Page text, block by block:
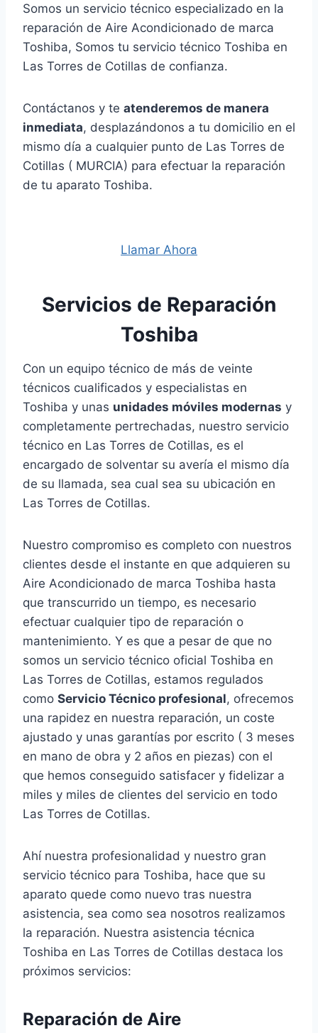
Somos un servicio técnico especializado en la
reparación de Aire Acondicionado de marca
Toshiba, Somos tu servicio técnico Toshiba en
Las Torres de Cotillas de confianza.
Contáctanos y te atenderemos de manera
inmediata, desplazándonos a tu domicilio en el
mismo día a cualquier punto de Las Torres de
Cotillas ( MURCIA) para efectuar la reparación
de tu aparato Toshiba.
Llamar Ahora
Servicios de Reparación
Toshiba
Con un equipo técnico de más de veinte
técnicos cualificados y especialistas en
Toshiba y unas unidades móviles modernas y
completamente pertrechadas, nuestro servicio
técnico en Las Torres de Cotillas, es el
encargado de solventar su avería el mismo día
de su llamada, sea cual sea su ubicación en
Las Torres de Cotillas.
Nuestro compromiso es completo con nuestros
clientes desde el instante en que adquieren su
Aire Acondicionado de marca Toshiba hasta
que transcurrido un tiempo, es necesario
efectuar cualquier tipo de reparación o
mantenimiento. Y es que a pesar de que no
somos un servicio técnico oficial Toshiba en
Las Torres de Cotillas, estamos regulados
como Servicio Técnico profesional, ofrecemos
una rapidez en nuestra reparación, un coste
ajustado y unas garantías por escrito ( 3 meses
en mano de obra y 2 años en piezas) con el
que hemos conseguido satisfacer y fidelizar a
miles y miles de clientes del servicio en todo
Las Torres de Cotillas.
Ahí nuestra profesionalidad y nuestro gran
servicio técnico para Toshiba, hace que su
aparato quede como nuevo tras nuestra
asistencia, sea como sea nosotros realizamos
la reparación. Nuestra asistencia técnica
Toshiba en Las Torres de Cotillas destaca los
próximos servicios:
Reparación de Aire